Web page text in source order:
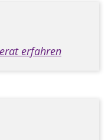
erfahren